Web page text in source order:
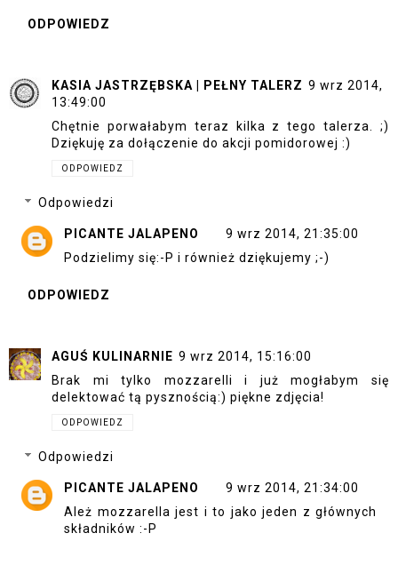
ODPOWIEDZ
KASIA JASTRZĘBSKA | PEŁNY TALERZ 9 wrz 2014,
13:49:00
Chętnie porwałabym teraz kilka z tego talerza. ;)
Dziękuję za dołączenie do akcji pomidorowej :)
ODPOWIEDZ
Odpowiedzi
PICANTE JALAPENO
9 wrz 2014, 21:35:00
Podzielimy się:-P i również dziękujemy ;-)
ODPOWIEDZ
AGUŚ KULINARNIE 9 wrz 2014, 15:16:00
Brak mi tylko mozzarelli i już mogłabym się
delektować tą pysznością:) piękne zdjęcia!
ODPOWIEDZ
Odpowiedzi
PICANTE JALAPENO
9 wrz 2014, 21:34:00
Ależ mozzarella jest i to jako jeden z głównych
składników :-P